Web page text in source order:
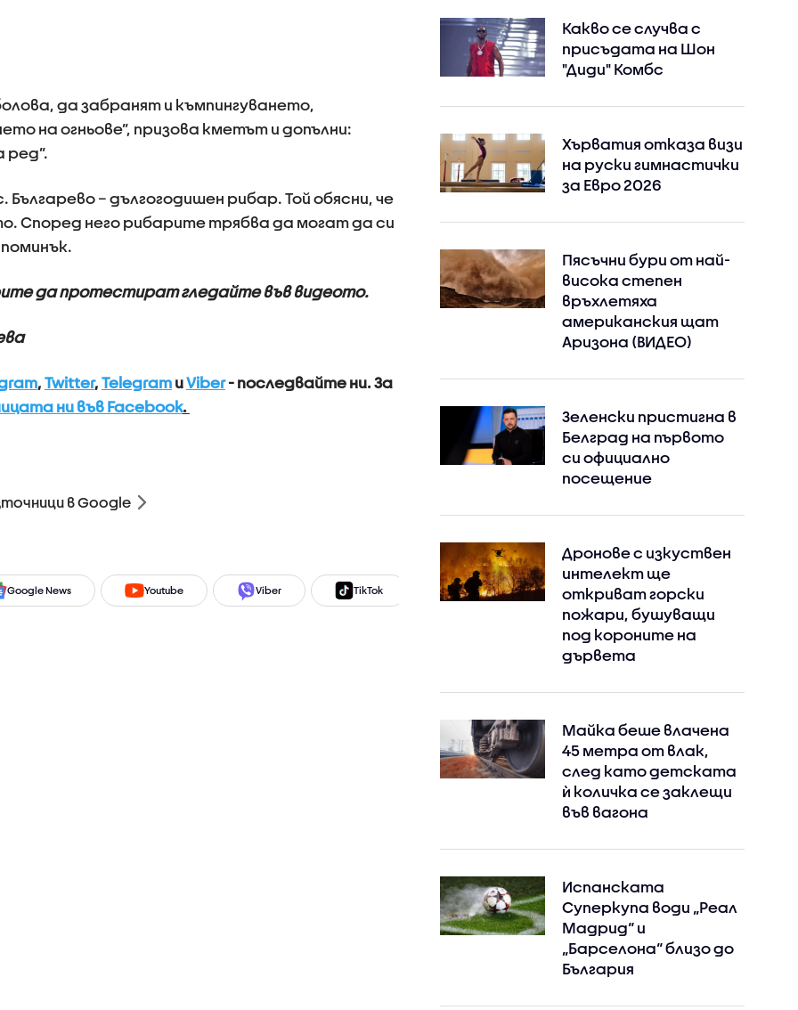
да забранят и къмпингуването,
на огньове”, призова кметът и допълни:
ред”.
Българево – дългогодишен рибар. Той обясни, че
Според него рибарите трябва да могат да си
да протестират гледайте във видеото.
, Twitter, TelegramиViber- последвайте ни.За
ни във Facebook.
в Google
Google News Youtube Viber TikTok Instagram Facebook
Какво се случва с
присъдата на Шон
"Диди" Комбс
Хърватия отказа визи
на руски гимнастички
за Евро 2026
Пясъчни бури от най-
висока степен
връхлетяха
американския щат
Аризона (ВИДЕО)
Зеленски пристигна в
Белград на първото
си официално
посещение
Дронове с изкуствен
интелект ще
откриват горски
пожари, бушуващи
под короните на
дървета
Майка беше влачена
45 метра от влак,
след като детската
ѝ количка се заклещи
във вагона
Испанската
Суперкупа води „Реал
Мадрид“ и
„Барселона“ близо до
България